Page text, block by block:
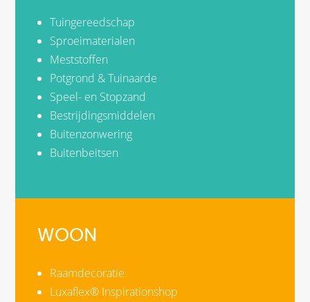
Tuingereedschap
Sproeimaterialen
Meststoffen
Potgrond & Tuinaarde
Speel- en Stopzand
Bestrijdingsmiddelen
Buitenzonwering
Buitenbeitsen
WOON
Raamdecoratie
Luxaflex® Inspirationshop